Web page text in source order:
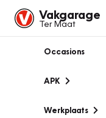
Vakgarage
Ter Maat
Occasions
APK
Werkplaats